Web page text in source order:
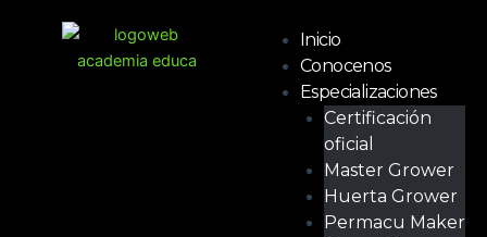
Inicio
Conocenos
Especializaciones
Certificación
oficial
Master Grower
Huerta Grower
Permacu Maker
Menú